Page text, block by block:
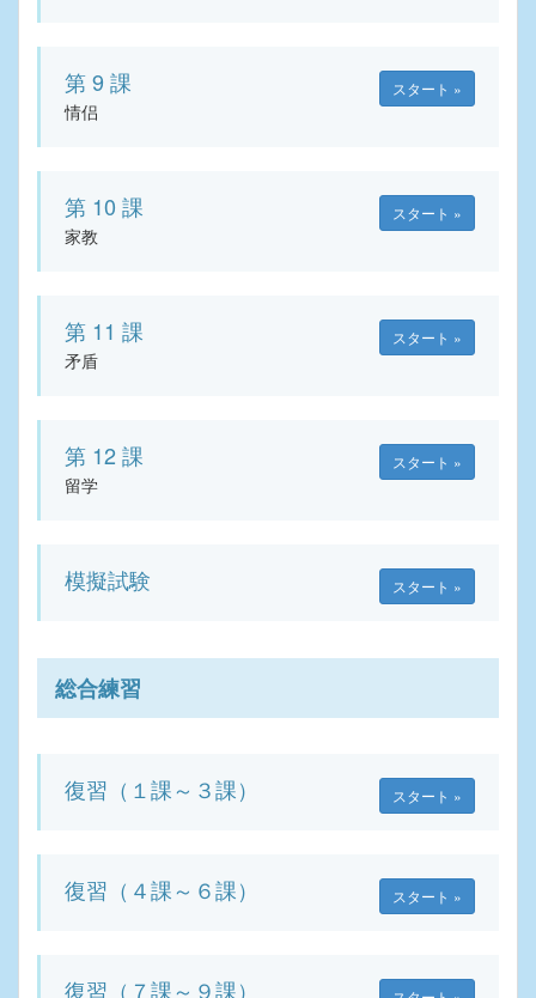
第 9 課 スタート »
情侣
第 10 課 スタート »
家教
第 11 課 スタート »
矛盾
第 12 課 スタート »
留学
模擬試験 スタート »
総合練習
復習（１課～３課） スタート »
復習（４課～６課） スタート »
復習（７課～９課）